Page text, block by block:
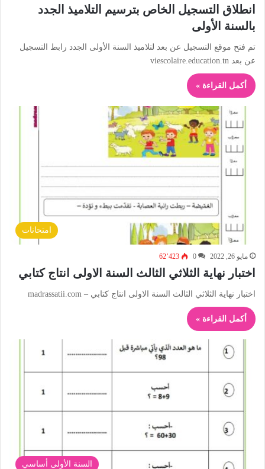
انطلاق التسجيل الخاص بترسيم التلاميذ الجدد
بالسنة الأولى
تم فتح موقع التسجيل عن بعد لتلاميذ السنة الأولى الجدد رابط التسجيل
عن بعد viescolaire.education.tn
أكمل القراءة »
امتحانات
مايو 26, 2022 0 62٬423
اختبار نهاية الثلاثي الثالث السنة الاولى انتاج كتابي
اختبار نهاية الثلاثي الثالث السنة الاولى انتاج كتابي – madrassatii.com
أكمل القراءة »
السنة الأولى أساسي